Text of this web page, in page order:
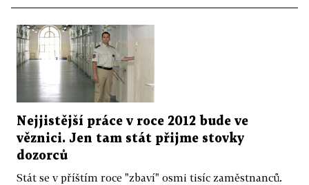
Nejjistější práce v roce 2012 bude ve
věznici. Jen tam stát přijme stovky
dozorců
Stát se v příštím roce "zbaví" osmi tisíc zaměstnanců.